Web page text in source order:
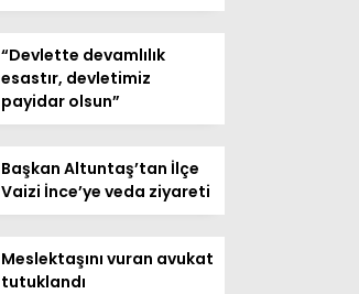
“Devlette devamlılık
esastır, devletimiz
payidar olsun”
Başkan Altuntaş’tan İlçe
Vaizi İnce’ye veda ziyareti
Meslektaşını vuran avukat
tutuklandı